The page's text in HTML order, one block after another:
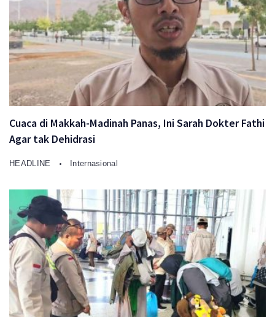
Cuaca di Makkah-Madinah Panas, Ini Sarah Dokter Fathi
Agar tak Dehidrasi
HEADLINE Internasional